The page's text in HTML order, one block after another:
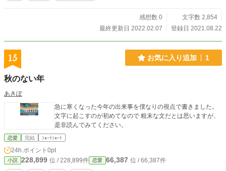
感想数 0
文字数 2,854
最終更新日 2022.02.07
登録日 2021.08.22
15 お気に入り追加 1
秋のない年
あきぽ
急に寒くなった今年の出来事を僕なりの視点で書きました。
文字に起こすのが初めてなので 粗末な文だとは思いますが、
是非読んでみてください。
恋愛 完結 ｼｮｰﾄｼｮｰﾄ
24h.ポイント 0pt
小説 228,899 位 / 228,899件 恋愛 66,387 位 / 66,387件